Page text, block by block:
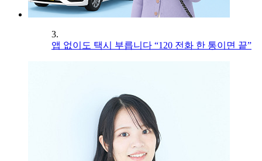
3.
앱 없이도 택시 부릅니다 “120 전화 한 통이면 끝”